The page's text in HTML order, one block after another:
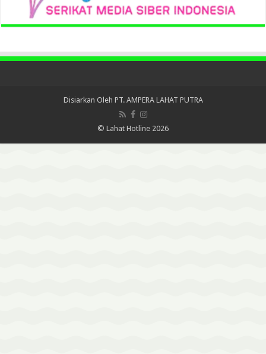
Disiarkan Oleh PT. AMPERA LAHAT PUTRA
© Lahat Hotline 2026